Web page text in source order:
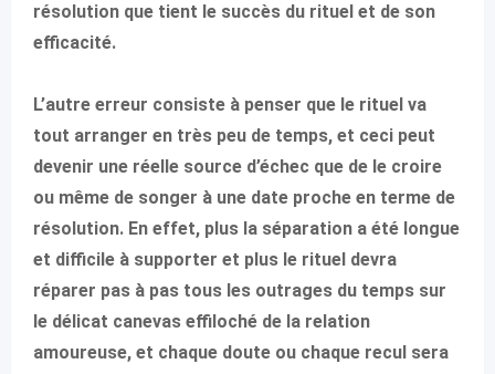
résolution que tient le succès du rituel et de son
efficacité.
L’autre erreur consiste à penser que le rituel va
tout arranger en très peu de temps, et ceci peut
devenir une réelle source d’échec que de le croire
ou même de songer à une date proche en terme de
résolution. En effet, plus la séparation a été longue
et difficile à supporter et plus le rituel devra
réparer pas à pas tous les outrages du temps sur
le délicat canevas effiloché de la relation
amoureuse, et chaque doute ou chaque recul sera